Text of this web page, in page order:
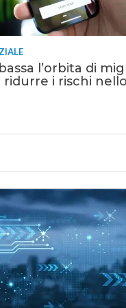
l’orbita di
i rischi